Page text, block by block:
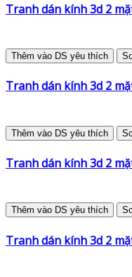
Tranh dán kính 3d 2
Thêm vào DS yêu thích
Tranh dán kính 3d 2
Thêm vào DS yêu thích
Tranh dán kính 3d 2
Thêm vào DS yêu thích
Tranh dán kính 3d 2